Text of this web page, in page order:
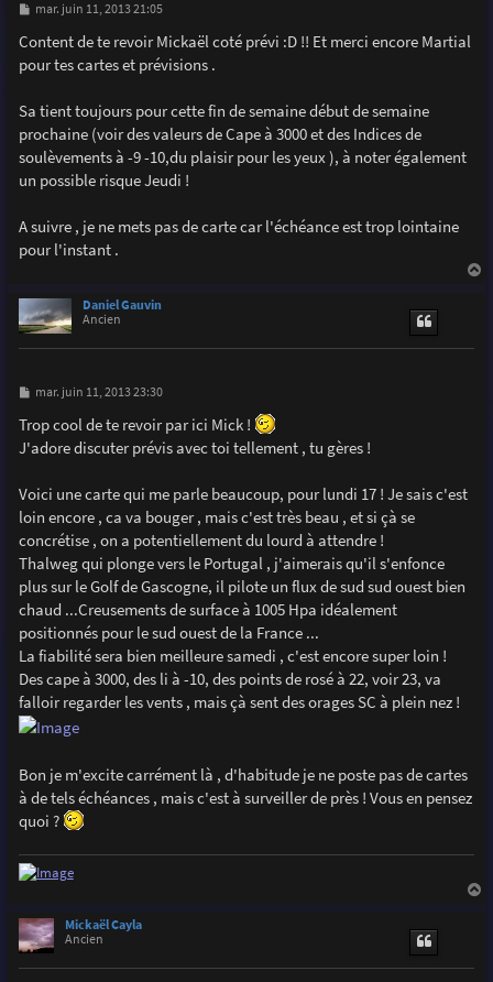
M
s
s
a
mar. juin 11, 2013 21:05
Content de te revoir Mickaël coté prévi :D !! Et merci encore Martial
pour tes cartes et prévisions .
Sa tient toujours pour cette fin de semaine début de semaine
prochaine (voir des valeurs de Cape à 3000 et des Indices de
soulèvements à -9 -10,du plaisir pour les yeux ), à noter également
un possible risque Jeudi !
A suivre , je ne mets pas de carte car l'échéance est trop lointaine
pour l'instant .
Daniel Gauvin
Ancien
M
s
s
a
mar. juin 11, 2013 23:30
Trop cool de te revoir par ici Mick !
J'adore discuter prévis avec toi tellement , tu gères !
Voici une carte qui me parle beaucoup, pour lundi 17 ! Je sais c'est
loin encore , ca va bouger , mais c'est très beau , et si çà se
concrétise , on a potentiellement du lourd à attendre !
Thalweg qui plonge vers le Portugal , j'aimerais qu'il s'enfonce
plus sur le Golf de Gascogne, il pilote un flux de sud sud ouest bien
chaud ...Creusements de surface à 1005 Hpa idéalement
positionnés pour le sud ouest de la France ...
La fiabilité sera bien meilleure samedi , c'est encore super loin !
Des cape à 3000, des li à -10, des points de rosé à 22, voir 23, va
falloir regarder les vents , mais çà sent des orages SC à plein nez !
Bon je m'excite carrément là , d'habitude je ne poste pas de cartes
à de tels échéances , mais c'est à surveiller de près ! Vous en pensez
quoi ?
Mickaël Cayla
Ancien